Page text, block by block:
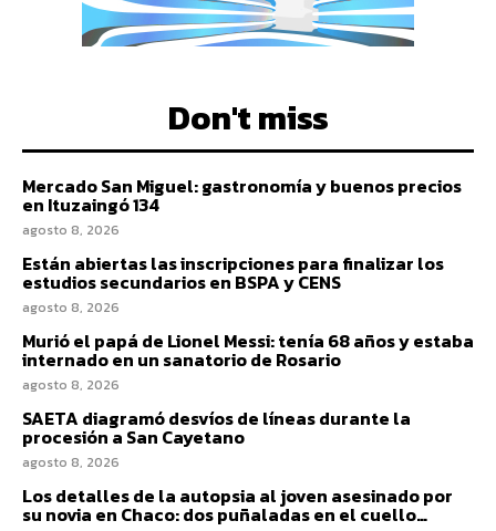
Don't miss
Mercado San Miguel: gastronomía y buenos precios
en Ituzaingó 134
agosto 8, 2026
Están abiertas las inscripciones para finalizar los
estudios secundarios en BSPA y CENS
agosto 8, 2026
Murió el papá de Lionel Messi: tenía 68 años y estaba
internado en un sanatorio de Rosario
agosto 8, 2026
SAETA diagramó desvíos de líneas durante la
procesión a San Cayetano
agosto 8, 2026
Los detalles de la autopsia al joven asesinado por
su novia en Chaco: dos puñaladas en el cuello…